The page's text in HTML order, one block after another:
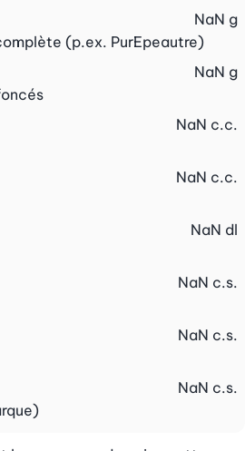
(p.ex. PurEpeautre)
NaN g
NaN g
NaN c.c.
NaN c.c.
NaN dl
NaN c.s.
NaN c.s.
NaN c.s.